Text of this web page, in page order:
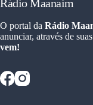
Rádio Maanaim
O portal da Rádio
anunciar, através de
vem!